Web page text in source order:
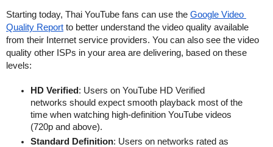
Starting today, Thai YouTube fans can use the Google Video
Quality Report to better understand the video quality available
from their Internet service providers. You can also see the video
quality other ISPs in your area are delivering, based on these
levels:
HD Verified : Users on YouTube HD Verified
networks should expect smooth playback most of the
time when watching high-definition YouTube videos
(720p and above).
Standard Definition: Users on networks rated as